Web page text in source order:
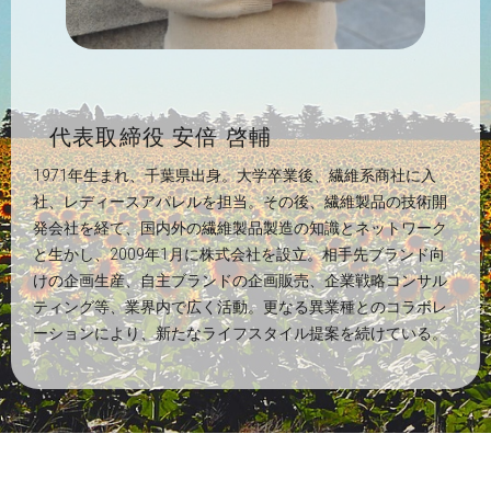
代表取締役 安倍 啓輔
1971年生まれ、千葉県出身。大学卒業後、繊維系商社に入
社、レディースアパレルを担当。その後、繊維製品の技術開
発会社を経て、国内外の繊維製品製造の知識とネットワーク
と生かし、2009年1月に株式会社を設立。相手先ブランド向
けの企画生産、自主ブランドの企画販売、企業戦略コンサル
ティング等、業界内で広く活動。更なる異業種とのコラボレ
ーションにより、新たなライフスタイル提案を続けている。